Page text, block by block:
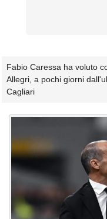
Fabio Caressa ha voluto
Allegri, a pochi giorni
Cagliari